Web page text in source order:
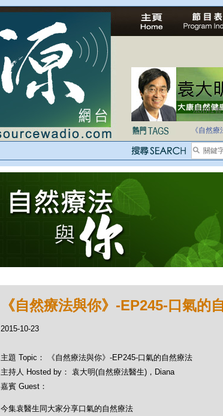
法治社
自家教
《自然療
《自然療法與你》-EP245-口氣的
2015-10-23
主題 Topic： 《自然療法與你》-EP245-口氣的自然療法
主持人 Hosted by： 袁大明(自然療法醫生)，Diana
嘉賓 Guest：
今集袁醫生同大家分享口氣的自然療法